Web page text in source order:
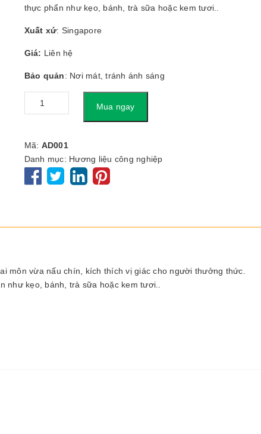
thực phẩn như kẹo, bánh, trà sữa hoặc kem tươi..
Xuất xứ: Singapore
Giá: Liên hệ
Bảo quản: Nơi mát, tránh ánh sáng
lượng
Mua ngay
Mã: AD001
Danh mục: Hương liệu công nghiệp
môn vừa nấu chín, kích thích vị giác cho người thưởng thức.
như kẹo, bánh, trà sữa hoặc kem tươi..